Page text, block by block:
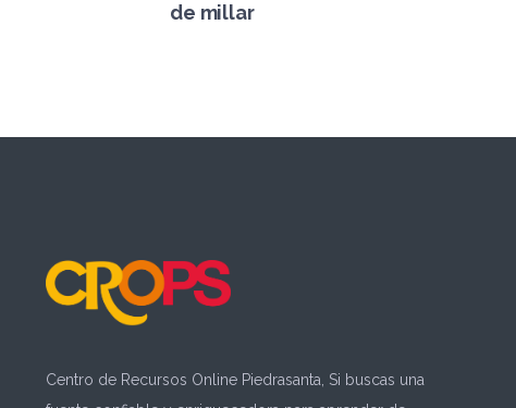
de millar
Centro de Recursos Online Piedrasanta, Si buscas una